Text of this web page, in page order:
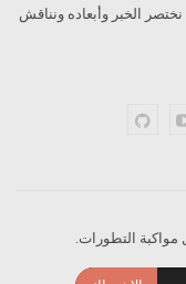
الخبر وأبعاده ونناقش
مواكبة التطورات.